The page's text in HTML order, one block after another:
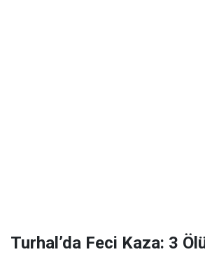
Turhal’da Feci Kaza: 3